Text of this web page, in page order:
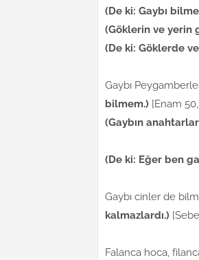
(De ki: Gaybı
(Göklerin ve yerin
(De ki: Göklerde
Gaybı
bilmem.) [Enam
(Gaybın
(De ki: Eğer ben
Gaybı cinler de
kalmazlardı.)
Falanca hoca,